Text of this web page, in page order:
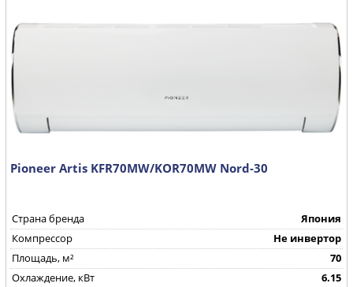
Pioneer Artis KFR70MW/KOR70MW Nord-30
Страна бренда
Япония
Компрессор
Не инвертор
Площадь, м²
70
Охлаждение, кВт
6.15